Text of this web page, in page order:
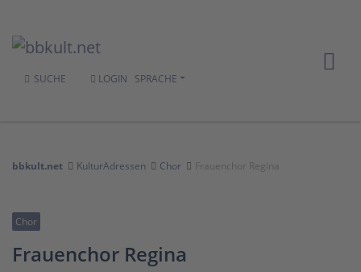
SUCHE LOGIN SPRACHE
bbkult.net KulturAdressen Chor Frauenchor Regina
Chor
Frauenchor Regina